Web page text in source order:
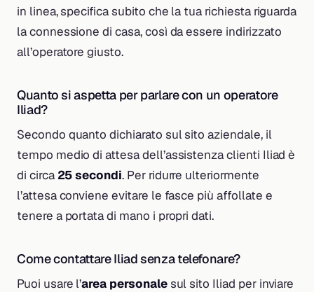
in linea, specifica subito che la tua richiesta riguarda
la connessione di casa, così da essere indirizzato
all’operatore giusto.
Quanto si aspetta per parlare con un operatore
Iliad?
Secondo quanto dichiarato sul sito aziendale, il
tempo medio di attesa dell’assistenza clienti Iliad è
di circa 25 secondi. Per ridurre ulteriormente
l’attesa conviene evitare le fasce più affollate e
tenere a portata di mano i propri dati.
Come contattare Iliad senza telefonare?
Puoi usare l’area personalesul sito Iliad per inviare